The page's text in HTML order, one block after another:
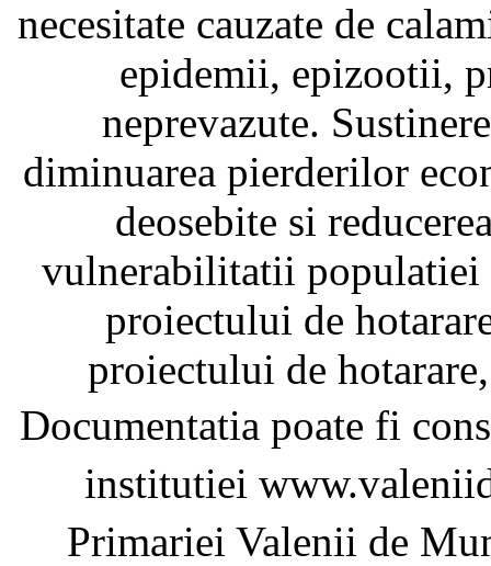
necesitate cauzate de
epidemii, epizootii,
neprevazute.
diminuarea pierderilor
deosebite si
vulnerabilitatii populatiei
proiectului de
proiectului de
Documentatia poate fi
institutiei
Primariei Valenii de